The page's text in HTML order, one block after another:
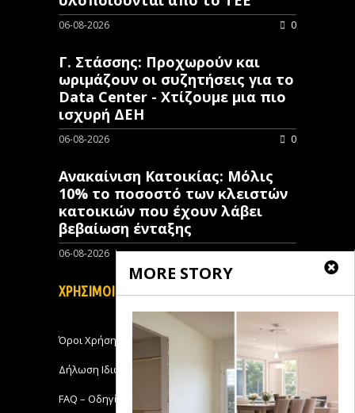
MORE STORY
06-08-2026 0
Γ. Στάσσης: Προχωρούν και
ωριμάζουν οι συζητήσεις για το
Data Center - Χτίζουμε μια πιο
ισχυρή ΔΕΗ
06-08-2026 0
Ανακαίνιση Κατοικίας: Μόλις
10% το ποσοστό των κλειστών
κατοικιών που έχουν λάβει
βεβαίωση ένταξης
06-08-2026 0
ΧΡΗΣΙΜΟΙ ΣΥΝΔΕΣΜΟΙ
Όροι Χρήσης
Δήλωση Ιδιωτικότητας
FAQ – Οδηγίες Χρήσης